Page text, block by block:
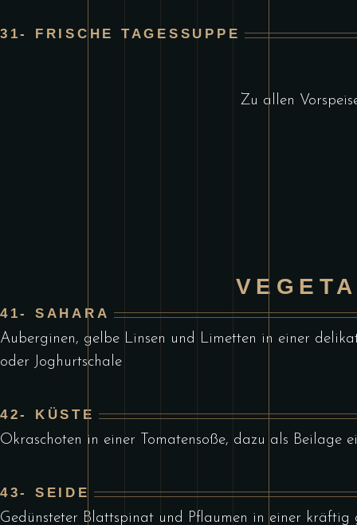
31- FRISCHE TAGESSUPPE
Zu allen
41- SAHARA
Auberginen, gelbe Linsen und Limetten in einer
oder Joghurtschale
42- KÜSTE
Okraschoten in einer Tomatensoße, dazu als Beilage
43- SEIDE
Gedünsteter Blattspinat und Pflaumen in einer